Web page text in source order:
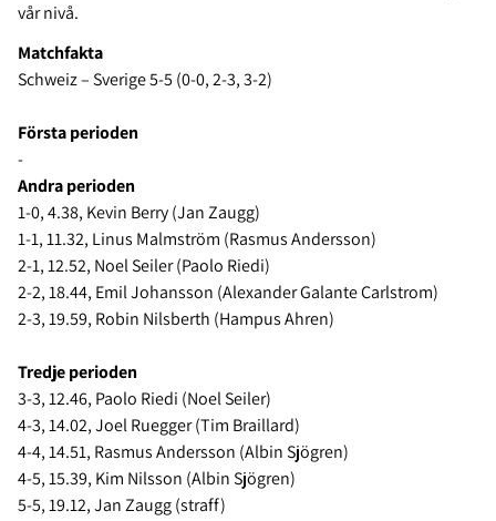
vår nivå.
Matchfakta
Schweiz – Sverige 5-5 (0-0, 2-3, 3-2)
Första perioden
-
Andra perioden
1-0, 4.38, Kevin Berry (Jan Zaugg)
1-1, 11.32, Linus Malmström (Rasmus Andersson)
2-1, 12.52, Noel Seiler (Paolo Riedi)
2-2, 18.44, Emil Johansson (Alexander Galante Carlstrom)
2-3, 19.59, Robin Nilsberth (Hampus Ahren)
Tredje perioden
3-3, 12.46, Paolo Riedi (Noel Seiler)
4-3, 14.02, Joel Ruegger (Tim Braillard)
4-4, 14.51, Rasmus Andersson (Albin Sjögren)
4-5, 15.39, Kim Nilsson (Albin Sjögren)
5-5, 19.12, Jan Zaugg (straff)